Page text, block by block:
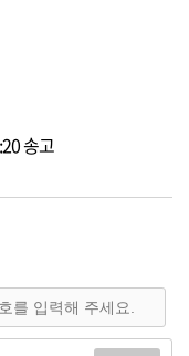
송고